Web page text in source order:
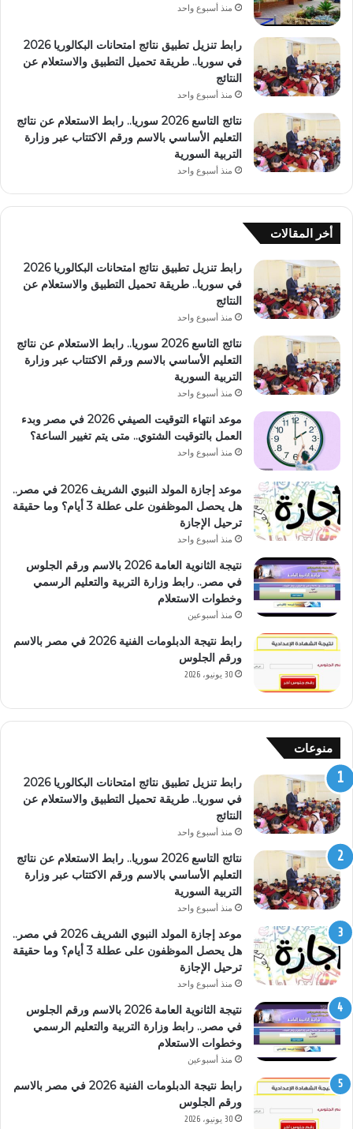
منذ أسبوع واحد
رابط تنزيل تطبيق نتائج امتحانات البكالوريا 2026
في سوريا.. طريقة تحميل التطبيق والاستعلام عن
النتائج
منذ أسبوع واحد
نتائج التاسع 2026 سوريا.. رابط الاستعلام عن نتائج
التعليم الأساسي بالاسم ورقم الاكتتاب عبر وزارة
التربية السورية
منذ أسبوع واحد
أخر المقالات
رابط تنزيل تطبيق نتائج امتحانات البكالوريا 2026
في سوريا.. طريقة تحميل التطبيق والاستعلام عن
النتائج
منذ أسبوع واحد
نتائج التاسع 2026 سوريا.. رابط الاستعلام عن نتائج
التعليم الأساسي بالاسم ورقم الاكتتاب عبر وزارة
التربية السورية
منذ أسبوع واحد
موعد انتهاء التوقيت الصيفي 2026 في مصر وبدء
العمل بالتوقيت الشتوي.. متى يتم تغيير الساعة؟
منذ أسبوع واحد
موعد إجازة المولد النبوي الشريف 2026 في مصر..
هل يحصل الموظفون على عطلة 3 أيام؟ وما حقيقة
ترحيل الإجازة
منذ أسبوع واحد
نتيجة الثانوية العامة 2026 بالاسم ورقم الجلوس
في مصر.. رابط وزارة التربية والتعليم الرسمي
وخطوات الاستعلام
منذ أسبوعين
رابط نتيجة الدبلومات الفنية 2026 في مصر بالاسم
ورقم الجلوس
30 يونيو، 2026
منوعات
رابط تنزيل تطبيق نتائج امتحانات البكالوريا 2026
في سوريا.. طريقة تحميل التطبيق والاستعلام عن
النتائج
منذ أسبوع واحد
نتائج التاسع 2026 سوريا.. رابط الاستعلام عن نتائج
التعليم الأساسي بالاسم ورقم الاكتتاب عبر وزارة
التربية السورية
منذ أسبوع واحد
موعد إجازة المولد النبوي الشريف 2026 في مصر..
هل يحصل الموظفون على عطلة 3 أيام؟ وما حقيقة
ترحيل الإجازة
منذ أسبوع واحد
نتيجة الثانوية العامة 2026 بالاسم ورقم الجلوس
في مصر.. رابط وزارة التربية والتعليم الرسمي
وخطوات الاستعلام
منذ أسبوعين
رابط نتيجة الدبلومات الفنية 2026 في مصر بالاسم
ورقم الجلوس
30 يونيو، 2026